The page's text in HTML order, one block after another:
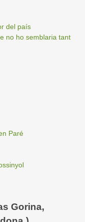
del país
no ho semblaria tant
Paré
Gorina,